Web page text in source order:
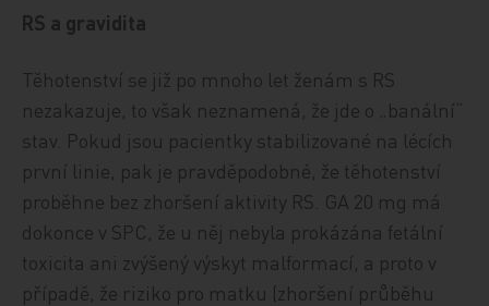
RS a gravidita
Těhotenství se již po mnoho let ženám s RS
nezakazuje, to však neznamená, že jde o „banální“
stav. Pokud jsou pacientky stabilizované na lécích
první linie, pak je pravděpodobné, že těhotenství
proběhne bez zhoršení aktivity RS. GA 20 mg má
dokonce v SPC, že u něj nebyla prokázána fetální
toxicita ani zvýšený výskyt malformací, a proto v
případě, že riziko pro matku (zhoršení průběhu